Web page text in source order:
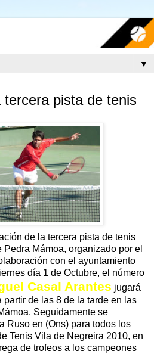
▼
tercera pista de tenis
de la tercera pista de tenis
Mámoa, organizado por el
con el ayuntamiento
día 1 de Octubre, el número
Casal Arantes jugará
de las 8 de la tarde en las
Seguidamente se
Ruso en (Ons) para todos los
Tenis Vila de Negreira 2010, en
de trofeos a los campeones